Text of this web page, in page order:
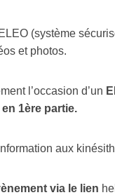
(système
et photos.
l’occasion d’un
1ère partie.
aux
via le lien